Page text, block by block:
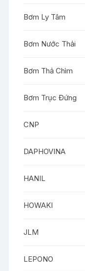
Bơm Ly Tâm
Bơm Nước Thải
Bơm Thả Chìm
Bơm Trục Đứng
CNP
DAPHOVINA
HANIL
HOWAKI
JLM
LEPONO